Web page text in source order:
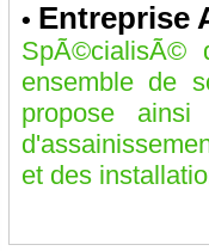
• Entreprise
SpÃ©cialisÃ©
ensemble de
propose
et des